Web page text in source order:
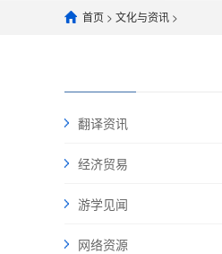
首页 > 文化与资讯 >
翻译资讯
经济贸易
游学见闻
网络资源